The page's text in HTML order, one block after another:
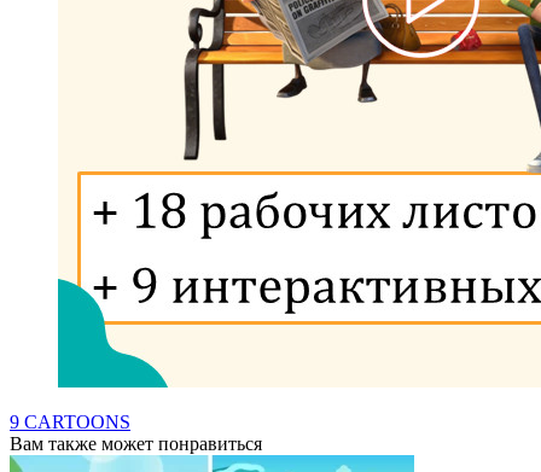
9 CARTOONS
Вам также может понравиться